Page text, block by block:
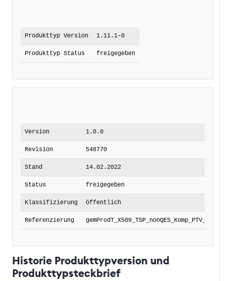
Produkttyp Version 1.11.1-0
Produkttyp Status freigegeben
Version 1.0.0
Revision 548770
Stand 14.02.2022
Status freigegeben
Klassifizierung öffentlich
Referenzierung
Historie Produkttypversion und
Produkttypsteckbrief